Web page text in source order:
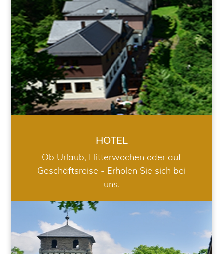
HOTEL
HOTEL
Ob Urlaub, Flitterwochen oder auf
Geschäftsreise - Erholen Sie sich bei
uns.